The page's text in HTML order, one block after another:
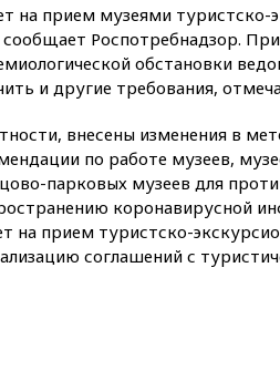
на прием музеями туристско-
сообщает Роспотребнадзор.
обстановки
и другие требования,
внесены изменения в
по работе музеев,
парковых музеев для
коронавирусной
на прием туристско-
соглашений с